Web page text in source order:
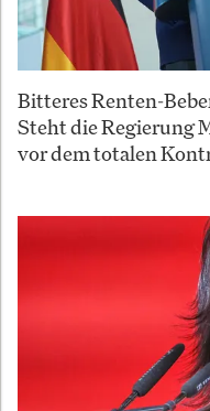
Bitteres Renten-
Steht die Regierung
vor dem totalen